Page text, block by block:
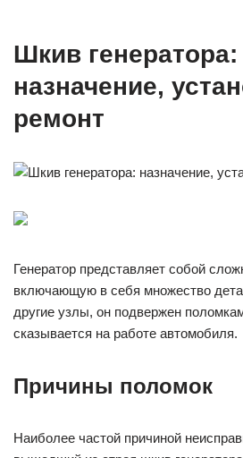
Шкив генератора:
назначение,
ремонт
Генератор представляет собой
включающую в себя множество
другие узлы, он подвержен
сказывается на работе автомобиля.
Причины поломок
Наиболее частой причиной